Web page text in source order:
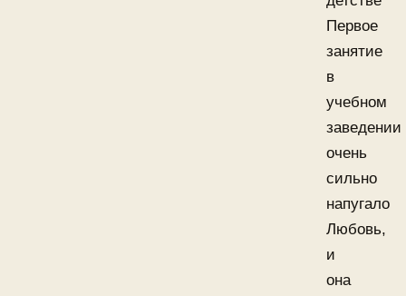
Первое
занятие
в
учебном
заведении
очень
сильно
напугало
Любовь,
и
она